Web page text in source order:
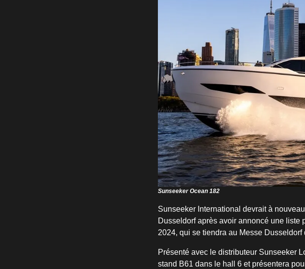
Sunseeker Ocean 182
Sunseeker International devrait à
Dusseldorf après avoir annoncé une liste
2024, qui se tiendra au Messe Dusseldorf
Présenté avec le distributeur Sunseeker
stand B61 dans le hall 6 et présentera